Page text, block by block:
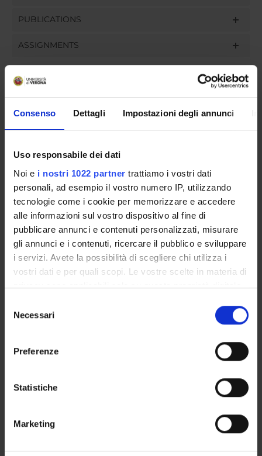
Consenso Dettagli Impostazioni degli annunci
Uso responsabile dei dati
Noi e i nostri 1022 partner trattiamo i vostri dati
personali, ad esempio il vostro numero IP, utilizzando
tecnologie come i cookie per memorizzare e accedere
alle informazioni sul vostro dispositivo al fine di
pubblicare annunci e contenuti personalizzati, misurare
gli annunci e i contenuti, ricercare il pubblico e sviluppare
i servizi. Avete la possibilità di scegliere chi utilizza i
vostri dati e per quali scopi. Le vostre scelte in materia di
privacy sono applicabili solo su questa proprietà digitale
modificare o revocare il proprio consenso in qualsiasi
momento dalla Dichiarazione sui cookie o facendo clic
raccogliere informazioni sulla tua posizione
geografica, con un'approssimazione di qualche
Identificare il tuo dispositivo, scansionandolo
delNecessari
Preferenze
Statistiche
Marketing
PUBLICATIONS
ASSIGNMENTS
ORGANISATION
COMMITTEES
DEPARTMENT ADMINISTRATION OFFICES
STUDENT ADMINISTRATION OFFICES
DEPARTMENT FACILITIES
CENTRES
LABORATORIES
Calendar